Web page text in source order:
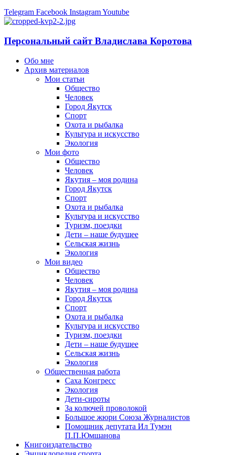
Telegram Facebook InstagramYoutube
Персональный сайт Владислава Коротова
Обо мне
Архив материалов
Мои статьи
Общество
Человек
Город Якутск
Спорт
Охота и рыбалка
Культура и искусство
Экология
Мои фото
Общество
Человек
Якутия – моя родина
Город Якутск
Спорт
Охота и рыбалка
Культура и искусство
Туризм, поездки
Дети – наше будущее
Сельская жизнь
Экология
Мои видео
Общество
Человек
Якутия – моя родина
Город Якутск
Спорт
Охота и рыбалка
Культура и искусство
Туризм, поездки
Дети – наше будущее
Сельская жизнь
Экология
Общественная работа
Саха Конгресс
Экология
Дети-сироты
За колючей проволокой
Большое жюри Союза Журналистов
Помощник депутата Ил Тумэн
П.П.Юмшанова
Книгоиздательство